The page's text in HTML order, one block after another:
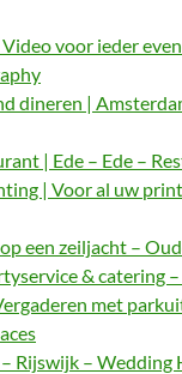
voor ieder
dineren |
| Ede – Ede –
| Voor al uw
een zeiljacht –
& catering
met
Rijswijk – Wedding